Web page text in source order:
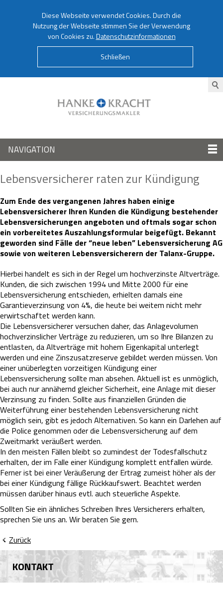
Diese Webseite verwendet Cookies. Durch die
Nutzung der Webseite stimmen Sie der Verwendung
von Cookies zu.Datenschutzinformationen
Schließen
NAVIGATION
Lebensversicherer raten zur Kündigung
Zum Ende des vergangenen Jahres haben einige
Lebensversicherer Ihren Kunden die Kündigung bestehender
Lebensversicherungen angeboten und oftmals sogar schon
ein vorbereitetes Auszahlungsformular beigefügt. Bekannt
geworden sind Fälle der “neue leben” Lebensversicherung AG
sowie von weiteren Lebensversicherern der Talanx-Gruppe.
Hierbei handelt es sich in der Regel um hochverzinste Altverträge.
Kunden, die sich zwischen 1994 und Mitte 2000 für eine
Lebensversicherung entschieden, erhielten damals eine
Garantieverzinsung von 4%, die heute bei weitem nicht mehr
erwirtschaftet werden kann.
Die Lebensversicherer versuchen daher, das Anlagevolumen
hochverzinslicher Verträge zu reduzieren, um so Ihre Bilanzen zu
entlasten, da Altverträge mit hohem Eigenkapital unterlegt
werden und eine Zinszusatzreserve gebildet werden müssen. Von
einer unüberlegten vorzeitigen Kündigung einer
Lebensversicherung sollte man absehen. Aktuell ist es unmöglich,
bei auch nur annähernd gleicher Sicherheit, eine Anlage mit dieser
Verzinsung zu finden. Sollte aus finanziellen Gründen die
Weiterführung einer bestehenden Lebensversicherung nicht
möglich sein, gibt es jedoch Alternativen. So kann ein Darlehen auf
die Police genommen oder die Lebensversicherung auf dem
Zweitmarkt veräußert werden.
In den meisten Fällen bleibt so zumindest der Todesfallschutz
erhalten, der im Falle einer Kündigung komplett entfallen würde.
Ferner ist bei einer Veräußerung der Ertrag zumeist höher als der
bei einer Kündigung fällige Rückkaufswert. Beachtet werden
müssen darüber hinaus evtl. auch steuerliche Aspekte.
Sollten Sie ein ähnliches Schreiben Ihres Versicherers erhalten,
sprechen Sie uns an. Wir beraten Sie gern.
Zurück
KONTAKT